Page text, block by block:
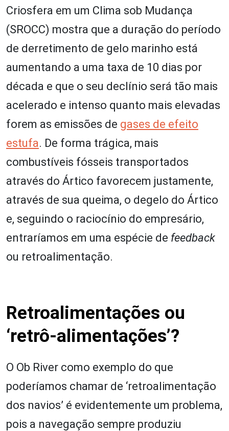
Criosfera em um Clima sob Mudança
(SROCC) mostra que a duração do período
de derretimento de gelo marinho está
aumentando a uma taxa de 10 dias por
década e que o seu declínio será tão mais
acelerado e intenso quanto mais elevadas
forem as emissões de gases de efeito
estufa. De forma trágica, mais
combustíveis fósseis transportados
através do Ártico favorecem justamente,
através de sua queima, o degelo do Ártico
e, seguindo o raciocínio do empresário,
entraríamos em uma espécie de feedback
ou retroalimentação.
Retroalimentações ou
‘retrô-alimentações’?
O Ob River como exemplo do que
poderíamos chamar de ‘retroalimentação
dos navios’ é evidentemente um problema,
pois a navegação sempre produziu